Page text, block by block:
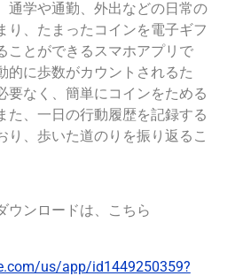
通学や通勤、外出などの日常の
り、たまったコインを電子ギフ
ことができるスマホアプリで
的に歩数がカウントされるた
要なく、簡単にコインをためる
た、一日の行動履歴を記録する
り、歩いた道のりを振り返るこ
ウンロードは、こちら
us/app/id1449250359?